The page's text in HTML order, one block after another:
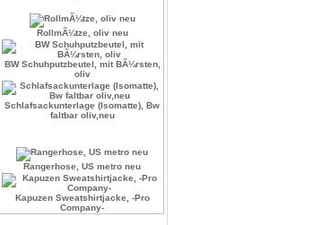
RollmÃ¼tze, oliv neu
BW Schuhputzbeutel, mit BÃ¼rsten,
oliv
Schlafsackunterlage (Isomatte), Bw
faltbar oliv,neu
Rangerhose, US metro neu
Kapuzen Sweatshirtjacke, -Pro
Company-